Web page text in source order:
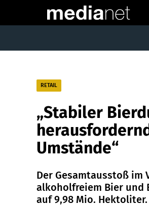
RETAIL
„Stabiler
Umstände“
Der Gesamtausstoß im
alkoholfreiem Bier und
auf 9,98 Mio. Hektoliter.